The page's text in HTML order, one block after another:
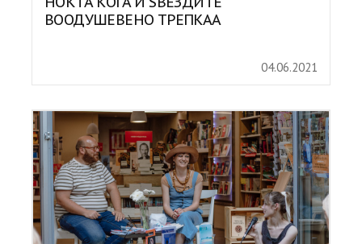
ВООДУШЕВЕНО ТРЕПКАА
04.06.2021